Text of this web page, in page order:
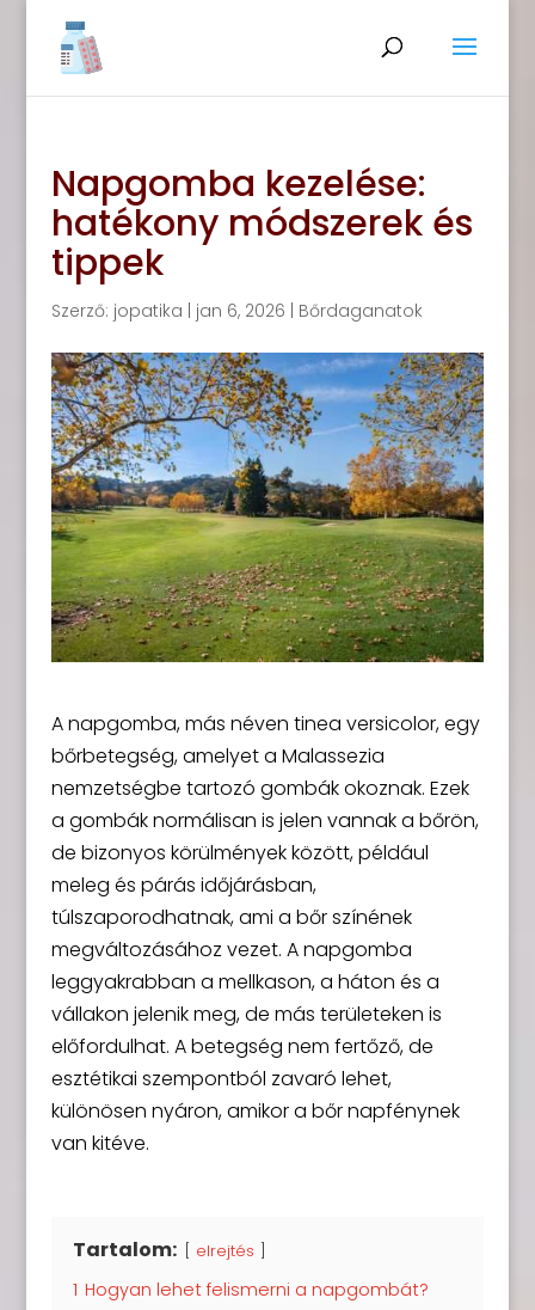
Napgomba kezelése:
hatékony módszerek és
tippek
Szerző: jopatika jan 6, 2026 Bőrdaganatok
A napgomba, más néven tinea versicolor, egy
bőrbetegség, amelyet a Malassezia
nemzetségbe tartozó gombák okoznak. Ezek
a gombák normálisan is jelen vannak a bőrön,
de bizonyos körülmények között, például
meleg és párás időjárásban,
túlszaporodhatnak, ami a bőr színének
megváltozásához vezet. A napgomba
leggyakrabban a mellkason, a háton és a
vállakon jelenik meg, de más területeken is
előfordulhat. A betegség nem fertőző, de
esztétikai szempontból zavaró lehet,
különösen nyáron, amikor a bőr napfénynek
van kitéve.
Tartalom: elrejtés
1 Hogyan lehet felismerni a napgombát?